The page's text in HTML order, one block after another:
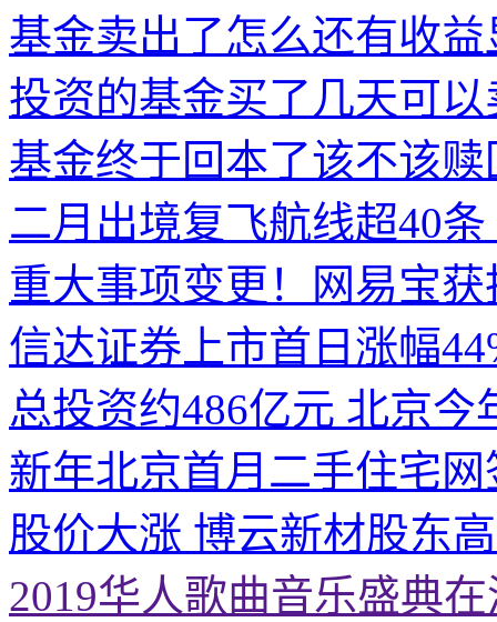
基金卖出了怎么还有收
投资的基金买了几天可
基金终于回本了该不该
二月出境复飞航线超40
重大事项变更！网易宝
信达证券上市首日涨幅
总投资约486亿元 北京今
新年北京首月二手住宅
股价大涨 博云新材股东
2019华人歌曲音乐盛典